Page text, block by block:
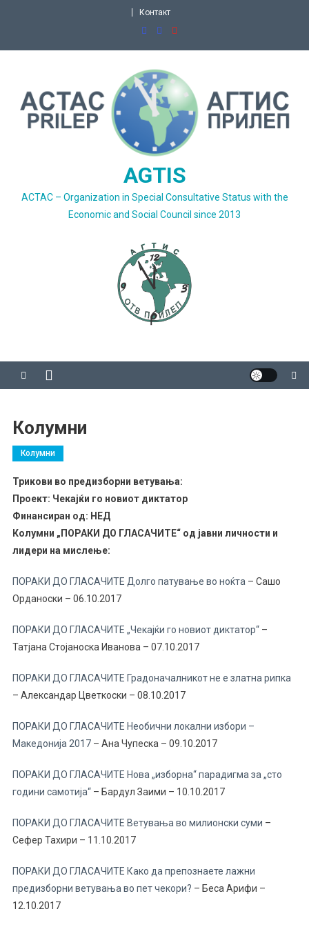
Контакт
AGTIS
ACTAC – Organization in Special Consultative Status with the
Economic and Social Council since 2013
Колумни
Колумни
Трикови во предизборни ветувања:
Проект: Чекајќи го новиот диктатор
Финансиран од: НЕД
Колумни „ПОРАКИ ДО ГЛАСАЧИТЕ“ од јавни личности и
лидери на мислење:
ПОРАКИ ДО ГЛАСАЧИТЕ Долго патување во ноќта – Сашо
Орданоски – 06.10.2017
ПОРАКИ ДО ГЛАСАЧИТЕ „Чекајќи го новиот диктатор“–
Татјана Стојаноска Иванова – 07.10.2017
ПОРАКИ ДО ГЛАСАЧИТЕ Градоначалникот не е златна рипка
– Александар Цветкоски – 08.10.2017
ПОРАКИ ДО ГЛАСАЧИТЕ Необични локални избори –
Македонија 2017 – Ана Чупеска – 09.10.2017
ПОРАКИ ДО ГЛАСАЧИТЕ Нова „изборна“ парадигма за „сто
години самотија“– Бардул Заими – 10.10.2017
ПОРАКИ ДО ГЛАСАЧИТЕ Ветувања во милионски суми –
Сефер Тахири – 11.10.2017
ПОРАКИ ДО ГЛАСАЧИТЕ Како да препознаете лажни
предизборни ветувања во пет чекори? – Беса Арифи –
12.10.2017